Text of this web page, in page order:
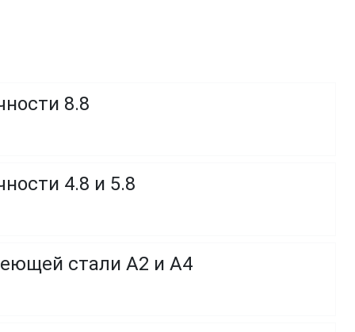
8.8
4.8 и 5.8
стали A2 и A4